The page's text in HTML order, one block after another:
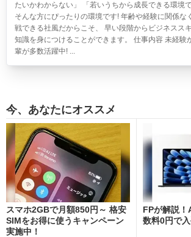
たいかわからない」 「若いうちから成長できる環境
そんな方にぴったりの環境です! 年齢や経験に関係な
戦できる社風だからこそ、 早い段階からビジネスス
知識を身につけることができます。 仕事内容 未経験
輩が多数活躍中! ...
今、あなたにオススメ
スマホ2GBで月額850円～ 格安
SIMをお得に使うキャンペーン
実施中！
FPが解説
数料0円で